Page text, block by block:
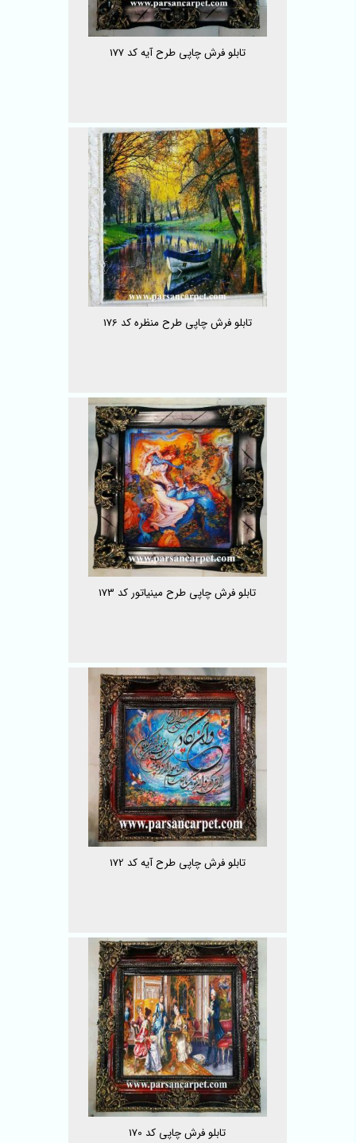
تابلو فرش چاپی طرح آیه کد 177
تابلو فرش چاپی طرح منظره کد 176
تابلو فرش چاپی طرح مینیاتور کد 173
تابلو فرش چاپی طرح آیه کد 172
تابلو فرش چاپی کد 170